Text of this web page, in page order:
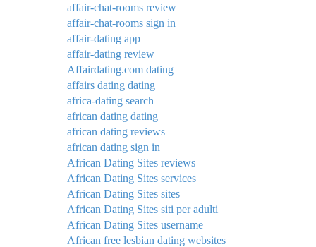
affair-chat-rooms review
affair-chat-rooms sign in
affair-dating app
affair-dating review
Affairdating.com dating
affairs dating dating
africa-dating search
african dating dating
african dating reviews
african dating sign in
African Dating Sites reviews
African Dating Sites services
African Dating Sites sites
African Dating Sites siti per adulti
African Dating Sites username
African free lesbian dating websites